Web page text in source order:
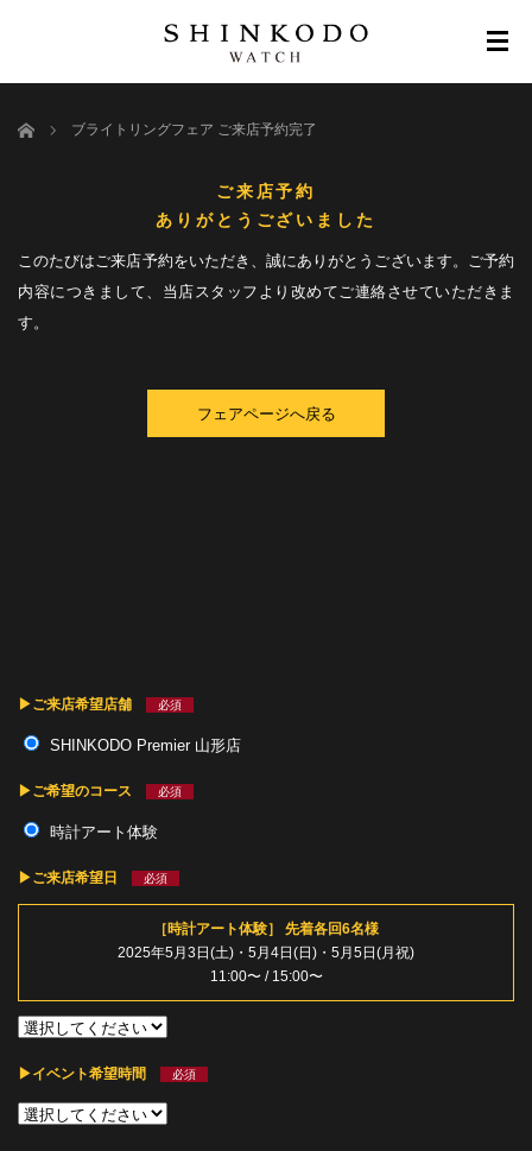
ホーム ブライトリングフェア ご来店予約完了
ご来店予約
ありがとうございました
このたびはご来店予約をいただき、誠にありがとうございます。ご予約
内容につきまして、当店スタッフより改めてご連絡させていただきま
す。
フェアページへ戻る
▶︎ご来店希望店舗 必須
SHINKODO Premier 山形店
▶︎ご希望のコース 必須
時計アート体験
▶︎ご来店希望日 必須
［時計アート体験］ 先着各回6名様
2025年5月3日(土)・5月4日(日)・5月5日(月祝)
11:00〜 / 15:00〜
▶︎イベント希望時間 必須